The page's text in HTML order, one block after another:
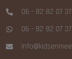
06 - 82 82 07 37
06 - 82 82 07 37